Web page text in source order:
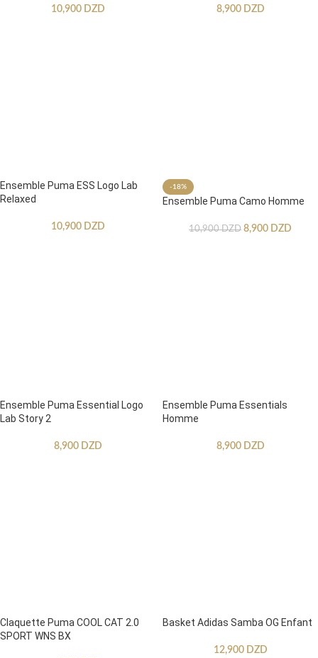
10,900 DZD 8,900 DZD
Ensemble Puma ESS Logo Lab
Relaxed
10,900 DZD
-18%
Ensemble Puma Camo Homme
10,900DZD 8,900 DZD
Ensemble Puma Essential Logo
Lab Story 2
8,900 DZD
Ensemble Puma Essentials
Homme
8,900 DZD
Claquette Puma COOL CAT 2.0
SPORT WNS BX
Basket Adidas Samba OG Enfant
12,900 DZD